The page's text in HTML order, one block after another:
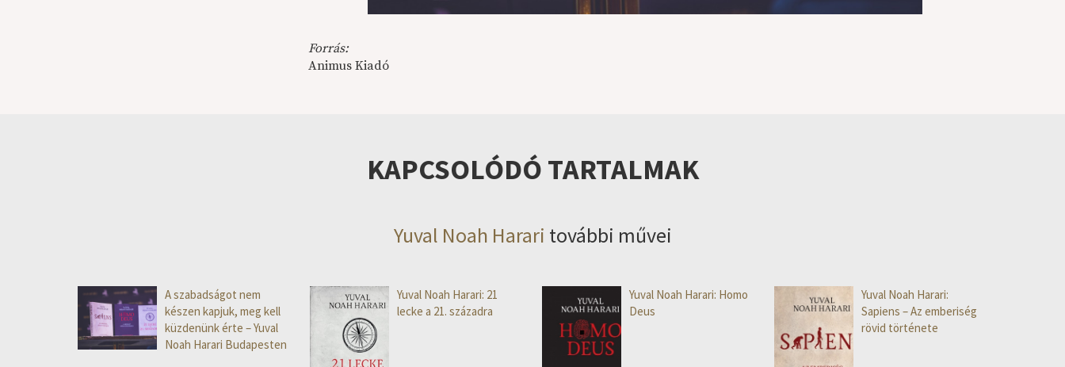
Forrás:
Animus Kiadó
KAPCSOLÓDÓ TARTALMAK
Yuval Noah Harari további művei
A szabadságot nem
készen kapjuk, meg kell
küzdenünk érte – Yuval
Noah Harari Budapesten
Yuval Noah Harari: 21
lecke a 21. századra
Yuval Noah Harari: Homo
Deus
Yuval Noah Harari:
Sapiens – Az emberiség
rövid története